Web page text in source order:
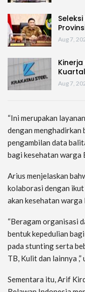
Aug 7,
Kinerja
Aug 7,
“Ini merupakan
dengan menghadirkan
pengambilan data
bagi kesehatan warga
Arius menjelaskan
kolaborasi dengan
akan kesehatan warga
“Beragam organisasi
bentuk kepedulian
pada stunting serta
TB, Kulit dan lainnya ,”
Sementara itu, Arif